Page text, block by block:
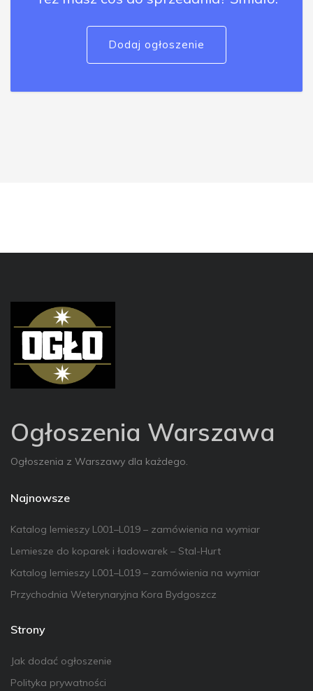
Dodaj ogłoszenie
Ogłoszenia Warszawa
Ogłoszenia z Warszawy dla każdego.
Najnowsze
Katalog lemieszy L001–L019 – zamówienia na wymiar
Lemiesze do koparek i ładowarek – Stal-Hurt
Katalog lemieszy L001–L019 – zamówienia na wymiar
Przychodnia Weterynaryjna Kora Bydgoszcz
Strony
Jak dodać ogłoszenie
Polityka prywatności